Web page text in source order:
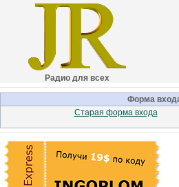
Радио для всех
Форма
Старая форма входа